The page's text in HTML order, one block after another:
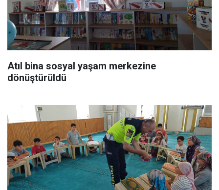
Atıl bina sosyal yaşam merkezine
dönüştürüldü